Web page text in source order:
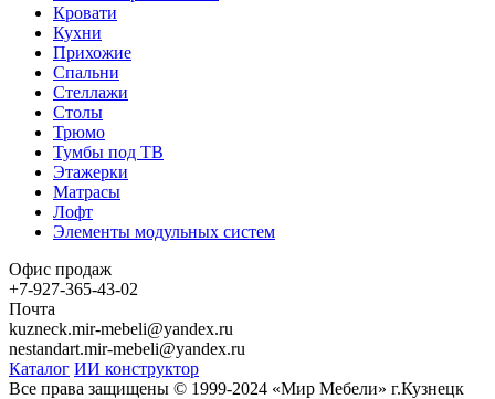
Кровати
Кухни
Прихожие
Спальни
Стеллажи
Столы
Трюмо
Тумбы под ТВ
Этажерки
Матрасы
Лофт
Элементы модульных систем
Офис продаж
+7-927-365-43-02
Почта
kuzneck.mir-mebeli@yandex.ru
nestandart.mir-mebeli@yandex.ru
Каталог ИИ конструктор
Все права защищены © 1999-2024 «Мир Мебели» г.Кузнецк